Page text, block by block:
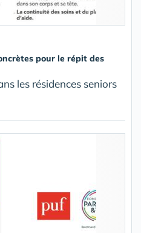
pour le répit des
les résidences seniors